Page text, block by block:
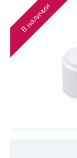
В наличии